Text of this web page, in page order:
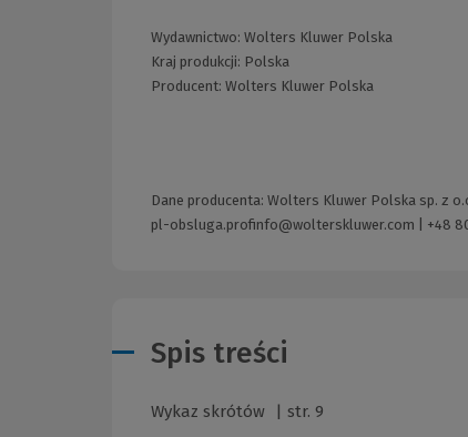
Wydawnictwo: Wolters Kluwer Polska
Kraj produkcji: Polska
Producent: Wolters Kluwer Polska
Dane producenta: Wolters Kluwer Polska sp. z
pl-obsluga.profinfo@wolterskluwer.com
+48
Spis treści
Wykaz skrótów | str. 9